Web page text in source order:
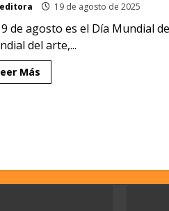
19 de agosto de 2025
de agosto es el Día Mundial
del arte,...
Más